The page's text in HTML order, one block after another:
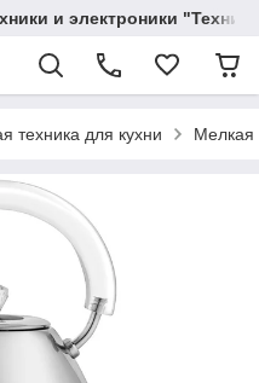
и электроники
техника для кухни Мелкая